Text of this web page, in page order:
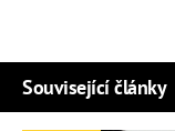
Související články